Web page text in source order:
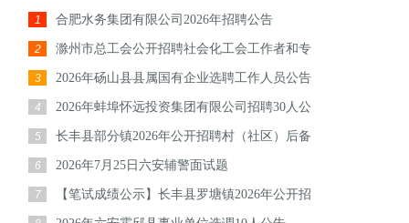
1 合肥水务集团有限公司2026年招聘公告
2 滁州市总工会公开招聘社会化工会工作者和专
3 2026年砀山县县属国有企业选聘工作人员公告
4 2026年蚌埠怀远投资集团有限公司招聘30人公
5 长丰县部分镇2026年公开招聘村（社区）后备
6 2026年7月25日六安辅警面试题
7 【笔试成绩公示】长丰县罗塘镇2026年公开招